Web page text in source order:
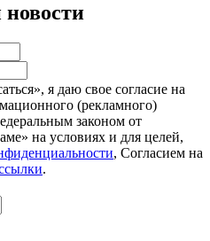
я даю свое согласие на
(рекламного)
законом от
на условиях и для целей,
, Согласием на
.